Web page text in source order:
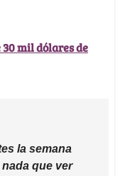
mil dólares de
la semana
que ver